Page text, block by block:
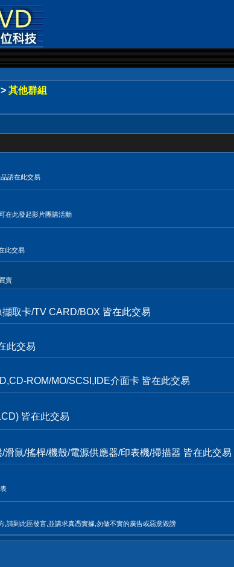
> 其他群組
請在此交易
在此發起影片團購活動
此交易
賣
取卡/TV CARD/BOX 皆在此交易
此交易
ROM/MO/SCSI,IDE介面卡 皆在此交易
皆在此交易
滑鼠/搖桿/機殼/電源供應器/印表機/掃描器 皆在此交易
,請到此區發言,並講求真憑實據,勿做不實的廣告或惡意毀謗